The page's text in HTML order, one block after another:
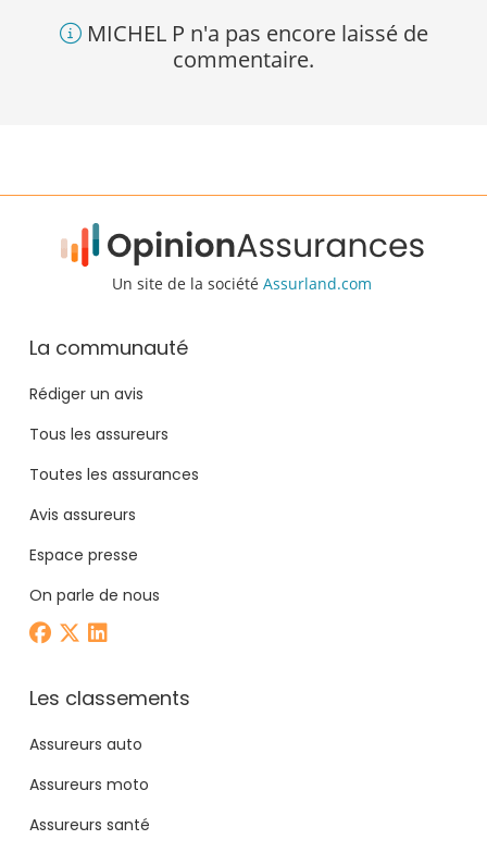
MICHEL P n'a pas encore laissé de
commentaire.
Un site de la société Assurland.com
La communauté
Rédiger un avis
Tous les assureurs
Toutes les assurances
Avis assureurs
Espace presse
On parle de nous
Les classements
Assureurs auto
Assureurs moto
Assureurs santé